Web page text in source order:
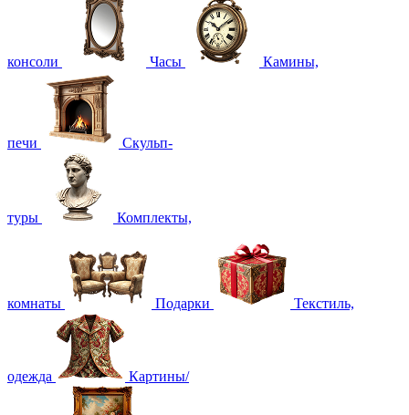
консоли Часы Камины,
печи Скульп-
туры Комплекты,
комнаты Подарки Текстиль,
одежда Картины/